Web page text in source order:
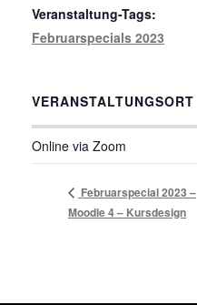
Veranstaltung-Tags:
Februarspecials 2023
VERANSTALTUNGSORT
Online via Zoom
Februarspecial 2023 –
Moodle 4 – Kursdesign